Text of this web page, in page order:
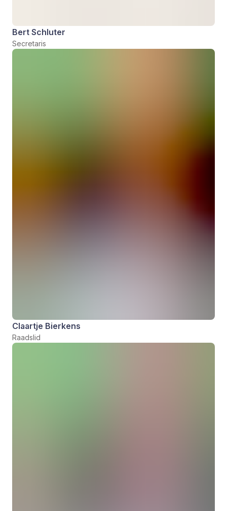
Bert Schluter
Secretaris
Claartje Bierkens
Raadslid